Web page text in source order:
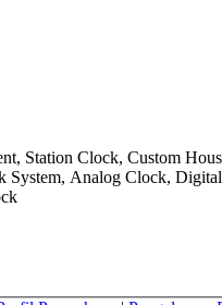
Station Clock, Custom
System, Analog Clock, Digital